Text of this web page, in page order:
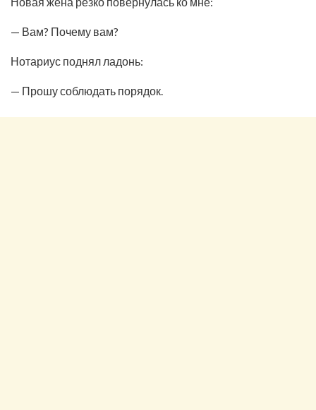
— Вам? Почему вам?
Нотариус поднял ладонь:
— Прошу соблюдать порядок.